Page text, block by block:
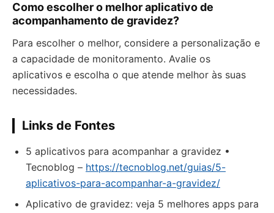
Como escolher o melhor aplicativo de
acompanhamento de gravidez?
Para escolher o melhor, considere a personalização e
a capacidade de monitoramento. Avalie os
aplicativos e escolha o que atende melhor às suas
necessidades.
Links de Fontes
5 aplicativos para acompanhar a gravidez •
Tecnoblog – https://tecnoblog.net/guias/5-
aplicativos-para-acompanhar-a-gravidez/
Aplicativo de gravidez: veja 5 melhores apps para